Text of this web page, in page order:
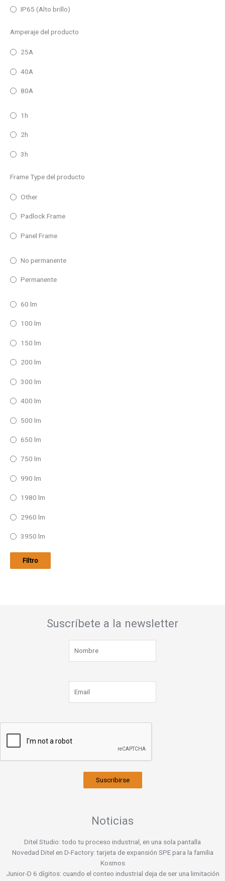
IP65 (Alto brillo)
Amperaje del producto
25A
40A
80A
1h
2h
3h
Frame Type del producto
Other
Padlock Frame
Panel Frame
No permanente
Permanente
60 lm
100 lm
150 lm
200 lm
300 lm
400 lm
500 lm
650 lm
750 lm
990 lm
1980 lm
2960 lm
3950 lm
Filtro
Suscríbete a la newsletter
Suscribirse
Noticias
Ditel Studio: todo tu proceso industrial, en una sola pantalla
Novedad Ditel en D-Factory: tarjeta de expansión SPE para la familia
Kosmos
Junior-D 6 dígitos: cuando el conteo industrial deja de ser una limitación